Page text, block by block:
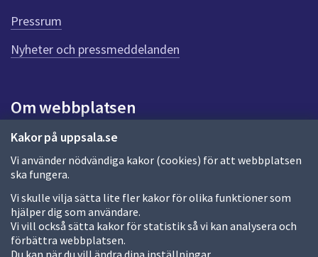
Kakor på uppsala.se
Vi använder nödvändiga kakor (cookies) för att webbplatsen
ska fungera.
Vi skulle vilja sätta lite fler kakor för olika funktioner som
hjälper dig som användare.
Vi vill också sätta kakor för statistik så vi kan analysera och
förbättra webbplatsen.
Du kan när du vill ändra dina inställningar.
e
n
n
a
d
a
Pressrum
Nyheter och pressmeddelanden
Om webbplatsen
Om webbplatsen
Allmänna handlingar och diarium
Behandling av personuppgifter
Kakor
Språk (other languages)